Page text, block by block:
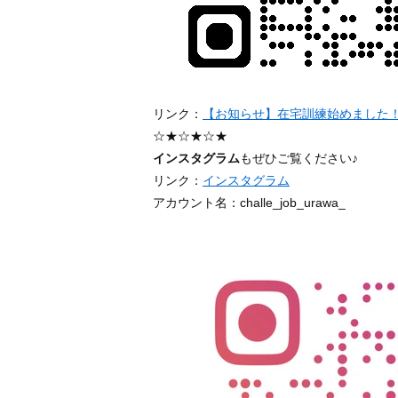
リンク：
【お知らせ】在宅訓練始めました
☆★☆★☆★
インスタグラムもぜひご覧ください♪
リンク： インスタグラム
アカウント名：challe_job_urawa_